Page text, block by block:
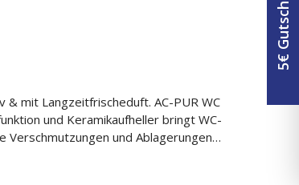
& mit Langzeitfrischeduft. AC-PUR WC
und Keramikaufheller bringt WC-
und Ablagerungen
5€ Gutschein